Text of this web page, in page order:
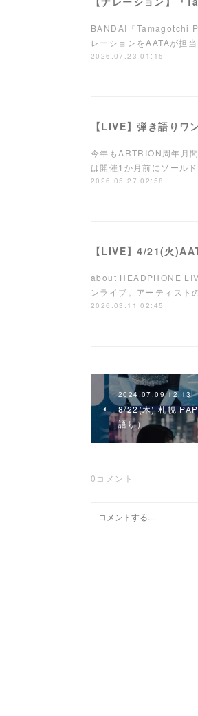
BANDAI『Tamagotchi
レーションをAATAが担
2026.07.23 01:15
今年もARTRION周年月
は開催1か月前にソール
2026.05.27 02:58
【LIVE】4/21(火
about HEADPHONE
ンライブ。アーティスト
2026.03.11 02:45
2024.07.09 12:13
8/22(木) 札幌
語り）
0 コメント